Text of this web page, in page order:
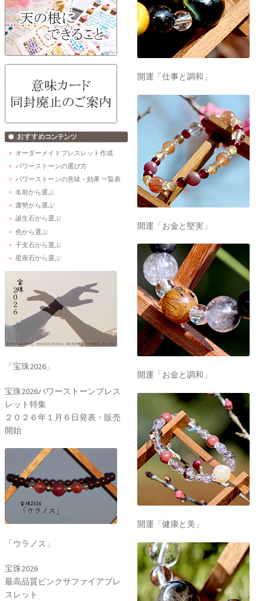
オーダーメイドブレスレット作成
パワーストーンの選び方
パワーストーンの意味・効果 一覧表
名前から選ぶ
運勢から選ぶ
誕生石から選ぶ
色から選ぶ
干支石から選ぶ
星座石から選ぶ
「宝珠2026」
宝珠2026パワーストーンブレス
レット特集
２０２６年１月６日発表・販売
開始
「ウラノス」
宝珠2026
最高品質ピンクサファイアブレ
スレット
開運「仕事と調和」
開運「お金と堅実」
開運「お金と調和」
開運「健康と美」